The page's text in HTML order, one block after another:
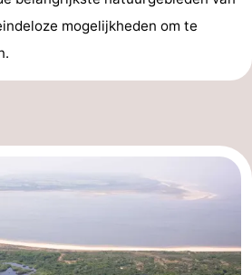
mogelijkheden om te